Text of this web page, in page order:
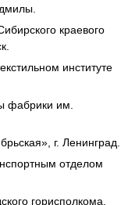
краевого
институте
фабрики им.
г. Ленинград.
отделом
горисполкома.